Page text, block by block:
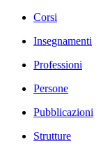
Corsi
Insegnamenti
Professioni
Persone
Pubblicazioni
Strutture